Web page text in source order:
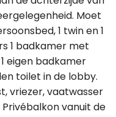
Moet
1 twin en 1
1 badkamer met
eigen badkamer
toilet in de lobby.
vriezer, vaatwasser
vanuit de